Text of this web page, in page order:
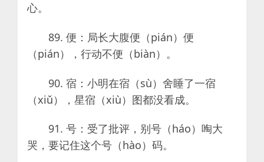
心。
89. 便：局长大腹便（pián）便
（pián），行动不便（biàn）。
90. 宿：小明在宿（sù）舍睡了一宿
（xiǔ），星宿（xiù）图都没看成。
91. 号：受了批评，别号（háo）啕大
哭，要记住这个号（hào）码。